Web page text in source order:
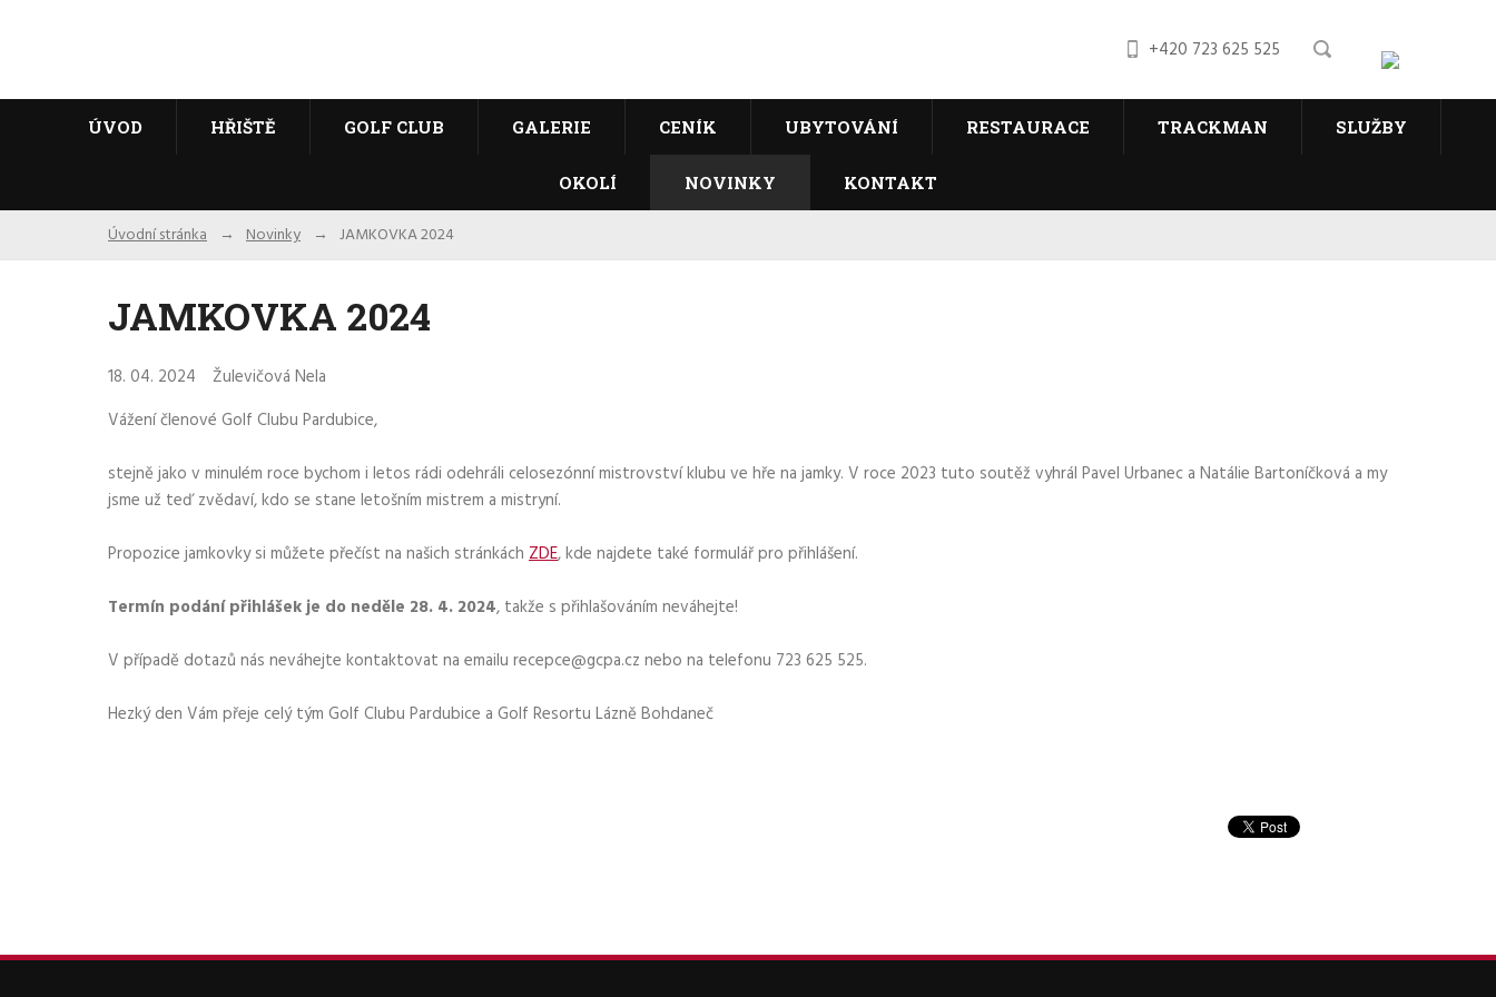
+420 723 625 525
ÚVOD HŘIŠTĚ GOLF CLUB GALERIE CENÍK UBYTOVÁNÍ RESTAURACE TRACKMAN SLUŽBY
OKOLÍ NOVINKY KONTAKT
Úvodní stránka Novinky JAMKOVKA 2024
JAMKOVKA 2024
18. 04. 2024
Žulevičová Nela
Vážení členové Golf Clubu Pardubice,
stejně jako v minulém roce bychom i letos rádi odehráli celosezónní mistrovství klubu ve hře na jamky. V roce 2023 tuto soutěž vyhrál Pavel Urbanec a Natálie Bartoníčková a my
jsme už teď zvědaví, kdo se stane letošním mistrem a mistryní.
Propozice jamkovky si můžete přečíst na našich stránkách ZDE, kde najdete také formulář pro přihlášení.
Termín podání přihlášek je do neděle 28. 4. 2024, takže s přihlašováním neváhejte!
V případě dotazů nás neváhejte kontaktovat na emailu recepce@gcpa.cz nebo na telefonu 723 625 525.
Hezký den Vám přeje celý tým Golf Clubu Pardubice a Golf Resortu Lázně Bohdaneč